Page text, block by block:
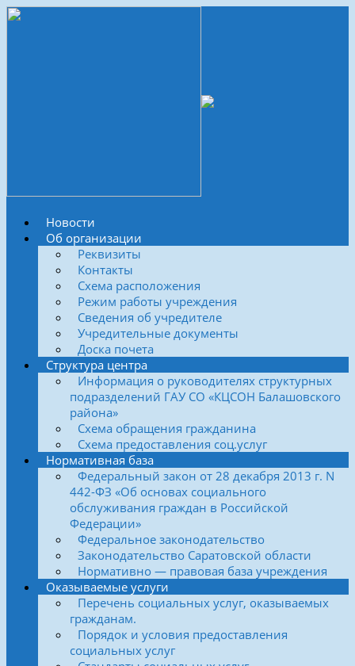
Новости
Об организации
Реквизиты
Контакты
Схема расположения
Режим работы учреждения
Сведения об учредителе
Учредительные документы
Доска почета
Структура центра
Информация о руководителях структурных
подразделений ГАУ СО «КЦСОН Балашовского
района»
Схема обращения гражданина
Схема предоставления соц.услуг
Нормативная база
Федеральный закон от 28 декабря 2013 г. N
442-ФЗ «Об основах социального
обслуживания граждан в Российской
Федерации»
Федеральное законодательство
Законодательство Саратовской области
Нормативно — правовая база учреждения
Оказываемые услуги
Перечень социальных услуг, оказываемых
гражданам.
Порядок и условия предоставления
социальных услуг